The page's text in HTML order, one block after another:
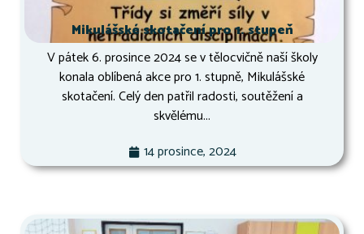
Mikulášské skotačení pro 1. stupeň
V pátek 6. prosince 2024 se v tělocvičně naší školy
konala oblíbená akce pro 1. stupně, Mikulášské
skotačení. Celý den patřil radosti, soutěžení a
skvělému...
14 prosince, 2024